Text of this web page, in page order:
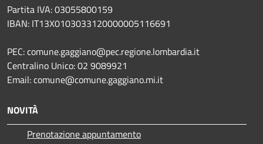
Partita IVA: 03055800159
IBAN: IT13X0103033120000005116691
PEC: comune.gaggiano@pec.regione.lombardia.it
Centralino Unico: 02 9089921
Email: comune@comune.gaggiano.mi.it
NOVITÀ
Prenotazione appuntamento